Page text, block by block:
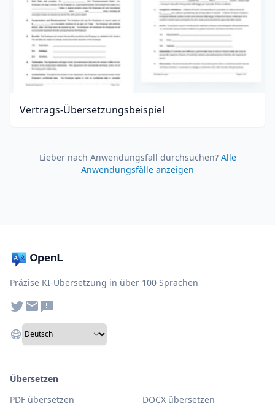
Vertrags-Übersetzungsbeispiel
Lieber nach Anwendungsfall durchsuchen? Alle
Anwendungsfälle anzeigen
Präzise KI-Übersetzung in über 100 Sprachen
Übersetzen
PDF übersetzen
DOCX übersetzen